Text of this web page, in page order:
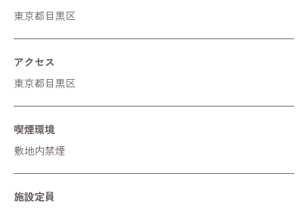
東京都目黒区
アクセス
東京都目黒区
喫煙環境
敷地内禁煙
施設定員